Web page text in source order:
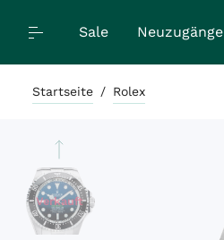
Sale Neuzugänge
Startseite / Rolex
Verkauft